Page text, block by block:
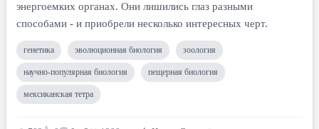
энергоемких органах. Они лишились глаз разными
способами - и приобрели несколько интересных черт.
генетика эволюционная биология зоология
научно-популярная биология пещерная биология
мексиканская тетра